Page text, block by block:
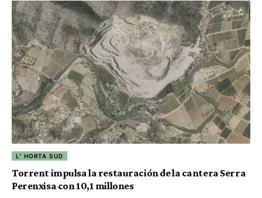
L' HORTA SUD
Torrent impulsa la restauración de la cantera Serra
Perenxisa con 10,1 millones